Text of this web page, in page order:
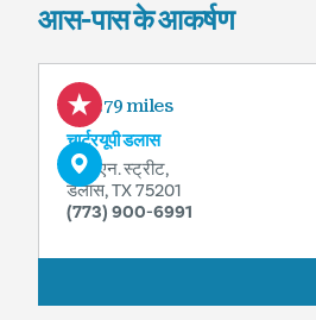
आस-पास के आकर्षण
1.79 miles
चार्टरयूपी डलास
327 एन. स्ट्रीट,
डलास, TX 75201
(773) 900-6991